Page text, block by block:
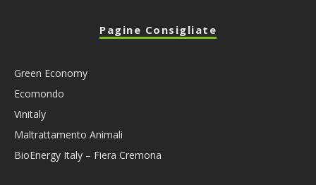
Pagine Consigliate
Green Economy
Ecomondo
Vinitaly
Maltrattamento Animali
BioEnergy Italy – Fiera Cremona